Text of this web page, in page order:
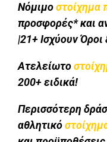
Νόμιμοστοίχημα
προσφορές* και
|21+ Ισχύουν
Ατελείωτο
200+ ειδικά!
Περισσότερη
αθλητικό